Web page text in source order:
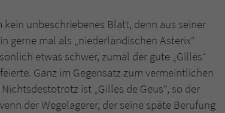
unbeschriebenes Blatt, denn aus seiner
gerne mal als „niederländischen Asterix“
etwas schwer, zumal der gute „Gilles“
Ganz im Gegensatz zum vermeintlichen
ist „Gilles de Geus“, so der
der Wegelagerer, der seine späte Berufung